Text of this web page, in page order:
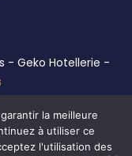
- Geko Hotellerie -
la meilleure
à utiliser ce
l'utilisation des